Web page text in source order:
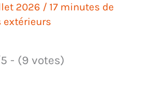
2026 / 17 minutes de
extérieurs
- (9 votes)